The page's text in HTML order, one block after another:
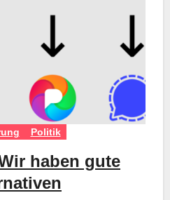
Politik
haben gute